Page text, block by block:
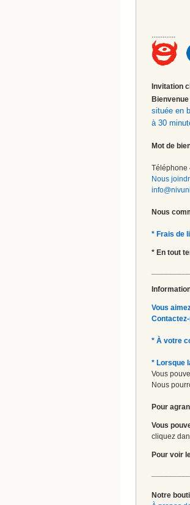
.............
Invitation
située en
à 30
Mot de
Téléphone
Nous
Nous
* Frais de
* En tout
Vous
* À votre
* Lorsque
Vous
Nous
Pour
Vous
cliquez
Pour voir
Notre